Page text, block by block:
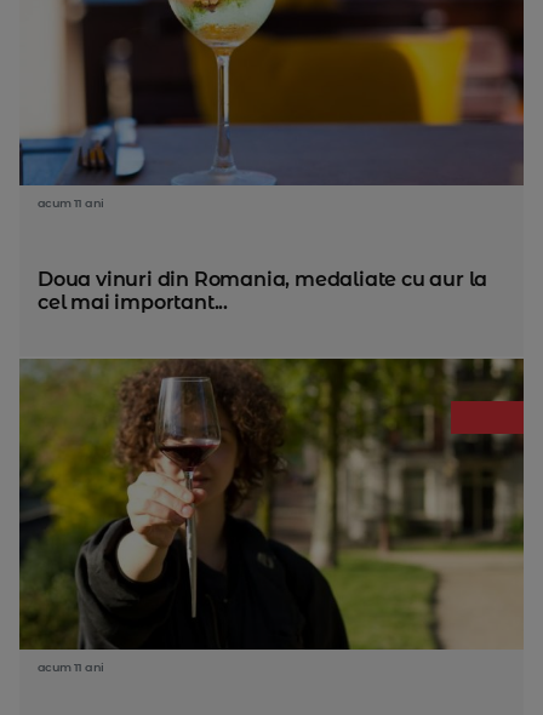
acum 11 ani
Doua vinuri din Romania, medaliate cu aur la
cel mai important...
acum 11 ani